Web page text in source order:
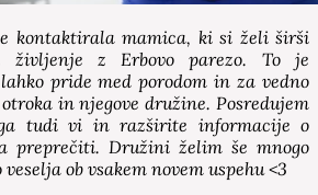
kontaktirala mamica, ki si želi širši
življenje z Erbovo parezo. To je
pride med porodom in za vedno
in njegove družine. Posredujem
tudi vi in razširite informacije o
preprečiti. Družini želim še mnogo
ob vsakem novem uspehu <3